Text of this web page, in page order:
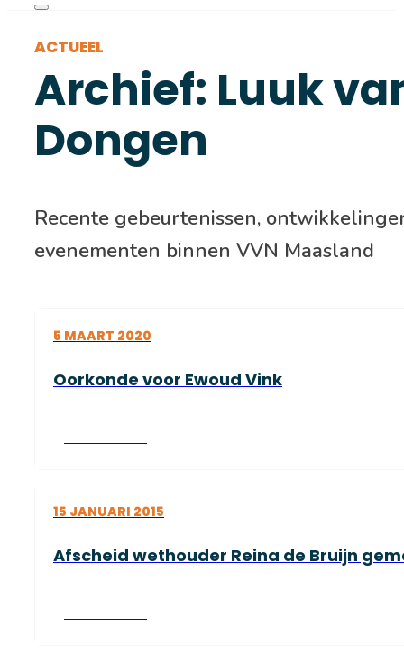
ACTUEEL
Archief: Luuk
Dongen
Recente gebeurtenissen,
evenementen binnen VVN Maasland
5 MAART 2020
Oorkonde voor Ewoud Vink
15 JANUARI 2015
Afscheid wethouder Reina de Bruijn